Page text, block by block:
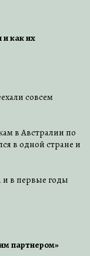
как их
совсем
в Австралии по
в одной стране и
и в первые годы
партнером»